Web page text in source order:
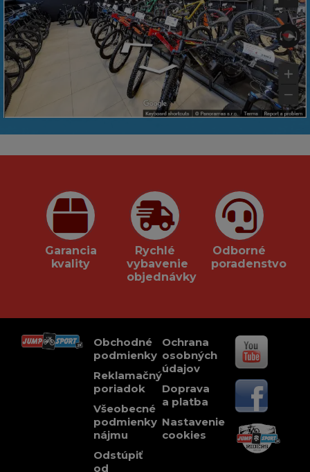
Garancia
kvality
Rychlé
vybavenie
objednávky
Odborné
poradenstvo
Obchodné
podmienky
Reklamačný
poriadok
Všeobecné
podmienky
nájmu
Odstúpiť
od
Ochrana
osobných
údajov
Doprava
a platba
Nastavenie
cookies